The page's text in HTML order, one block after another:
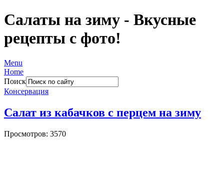
Салаты на зиму - Вкусные
рецепты с фото!
Menu
Home
Поиск
Консервация
Салат из кабачков с перцем на зиму
Просмотров: 3570